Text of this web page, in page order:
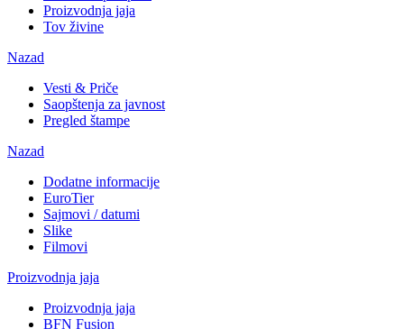
Proizvodnja jaja
Tov živine
Nazad
Vesti & Priče
Saopštenja za javnost
Pregled štampe
Nazad
Dodatne informacije
EuroTier
Sajmovi / datumi
Slike
Filmovi
Proizvodnja jaja
Proizvodnja jaja
BFN Fusion